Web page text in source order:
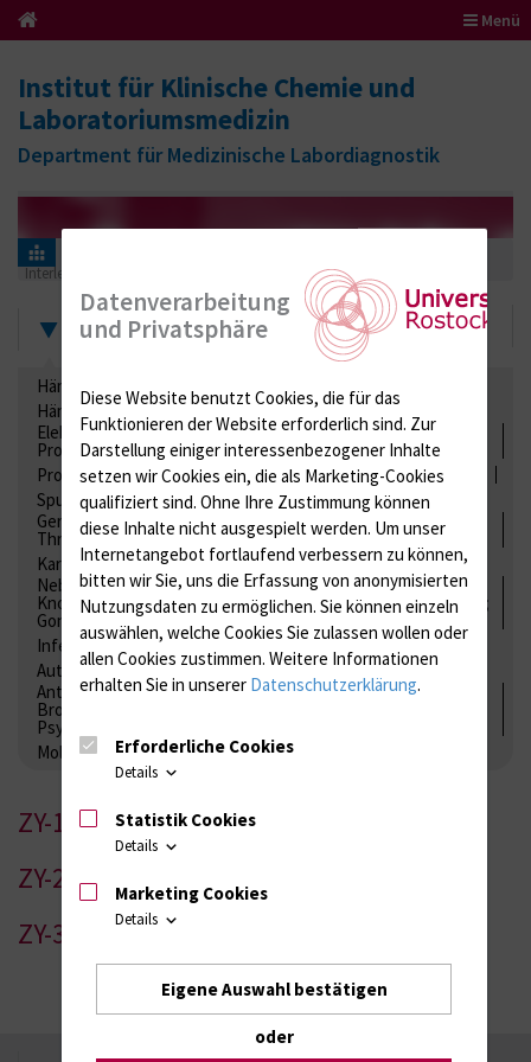
Menü
Institut für Klinische Chemie und
Laboratoriumsmedizin
Department für Medizinische Labordiagnostik
Interleukine
Zertifikate
Hämatologie / Anämie
Hämoglobinelektrophorese
Liquordiagnostik
Elektrolyte, Enzyme, Substrate, Metabolite, Blutalkohol,
Proteine
Proteine
Lipide / Lipoproteine Niere / Harnwege
Spurenelemente
Säuren-Basen-Status
Gerinnung / Gerinnungsaktivierung / Gerinnungsfaktoren /
Thrombozytenfunktion / Antikoagulation
Kardiale Marker
Tumormarker
Interleukine
Nebenniere / Niere; Nebenschilddrüse ( Ca-Stoffwechsel /
Knochen; Hypophyse / Wachstum; Gestroinaltrakt / Vitamine;
Gonaden / Zyklus / Sterilität
Infektionsserologie
Allergiediagnostik
Immunologie
Autoimmundiagnostik
Antibiotika, Zystostatika, Immunsuppressiva, Amaleptika,
Bronchospasmolytika, Antiepileptika, Kardiaka,
Psychpharmaka
Molekulare Diagnostik
ZY-1
ZY-2
ZY-3
Datenverarbeitung
und Privatsphäre
Diese Website benutzt Cookies, die für das
Funktionieren der Website erforderlich sind. Zur
Darstellung einiger interessenbezogener Inhalte
setzen wir Cookies ein, die als Marketing-Cookies
qualifiziert sind. Ohne Ihre Zustimmung können
diese Inhalte nicht ausgespielt werden. Um unser
Internetangebot fortlaufend verbessern zu können,
bitten wir Sie, uns die Erfassung von anonymisierten
Nutzungsdaten zu ermöglichen. Sie können einzeln
auswählen, welche Cookies Sie zulassen wollen oder
allen Cookies zustimmen. Weitere Informationen
erhalten Sie in unserer Datenschutzerklärung.
Erforderliche Cookies
Details
Statistik Cookies
Details
Marketing Cookies
Details
Eigene Auswahl bestätigen
oder